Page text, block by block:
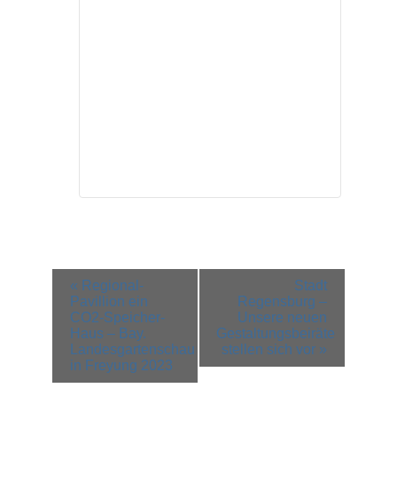
Veranstaltung-
Navigation
« Regional-
Pavillion ein
CO2-Speicher-
Haus – Bay.
Landesgartenschau
in Freyung 2023
Stadt
Regensburg –
Unsere neuen
Gestaltungsbeiräte
stellen sich vor »